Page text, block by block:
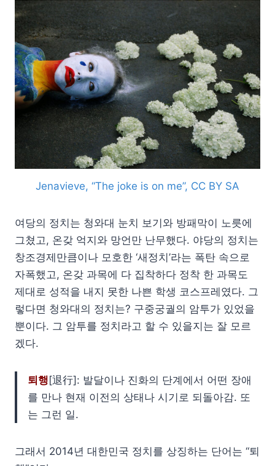
Jenavieve, “The joke is on me”, CC BY SA
여당의 정치는 청와대 눈치 보기와 방패막이 노릇에
그쳤고, 온갖 억지와 망언만 난무했다. 야당의 정치는
창조경제만큼이나 모호한 ‘새정치’라는 폭탄 속으로
자폭했고, 온갖 과목에 다 집착하다 정착 한 과목도
제대로 성적을 내지 못한 나쁜 학생 코스프레였다. 그
렇다면 청와대의 정치는? 구중궁궐의 암투가 있었을
뿐이다. 그 암투를 정치라고 할 수 있을지는 잘 모르
겠다.
퇴행[退行]: 발달이나 진화의 단계에서 어떤 장애
를 만나 현재 이전의 상태나 시기로 되돌아감. 또
는 그런 일.
그래서 2014년 대한민국 정치를 상징하는 단어는 “퇴